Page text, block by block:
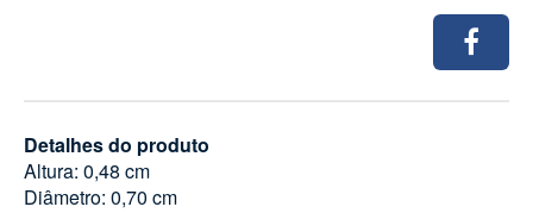
Detalhes do produto
Altura: 0,48 cm
Diâmetro: 0,70 cm